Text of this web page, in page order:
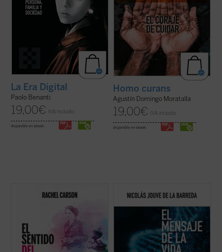
La Era Digital
Paolo Benanti
19,00€ IVA incluido
disponible en ebook:
Homo curans
Agustín Domingo Moratalla
19,00€ IVA incluido
disponible en ebook:
El principal legado de Carson fue
enseñarnos que no hay mejor manera de
su grandeza. Este pequeño clásico,
traducido por primera vez al español y
bellamente ilustrado, es un antídoto
refrescante contra ...
Nicolás Jouve describe los últimos
avances en el campo de la biología en
humana y analiza, desde la perspectiva de
una bioética personalista, las acciones que
se han desarrollado en los campos de ...